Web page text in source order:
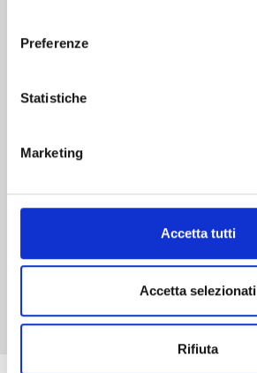
Preferenze
Statistiche
Marketing
Accetta tutti
Accetta selezionati
Rifiuta
Mostra tutto